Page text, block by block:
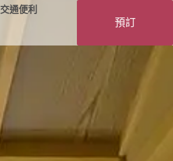
交通便利
預訂